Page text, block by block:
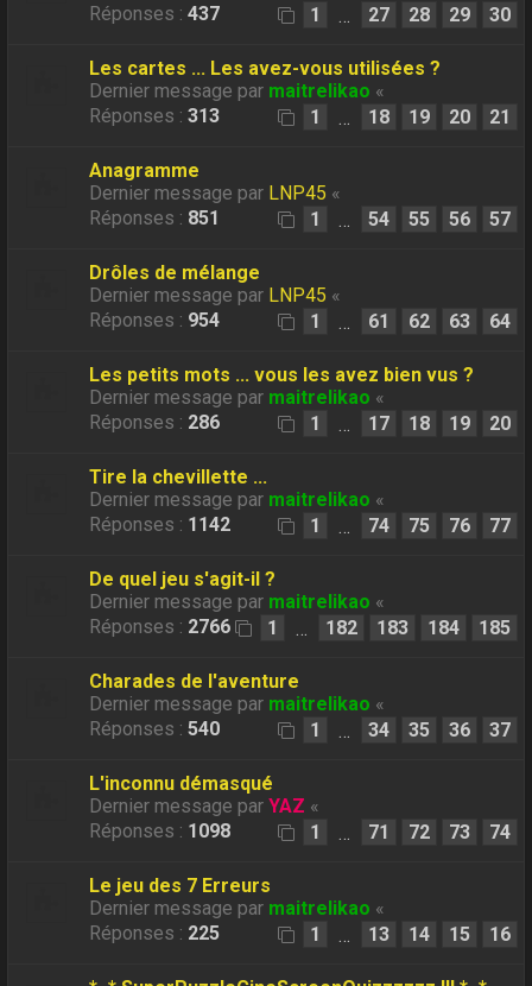
Réponses :437 1 … 27 28 29 30
Les cartes ... Les avez-vous utilisées ?
Dernier message par maitrelikao «
Réponses :313 1 … 18 19 20 21
Anagramme
Dernier message par LNP45 «
Réponses : 851 1 … 54 55 56 57
Drôles de mélange
Dernier message par LNP45 «
Réponses : 954 1 … 61 62 63 64
Les petits mots ... vous les avez bien vus ?
Dernier message par maitrelikao «
Réponses : 286 1 … 17 18 19 20
Tire la chevillette ...
Dernier message par maitrelikao «
Réponses : 1142 1 … 74 75 76 77
De quel jeu s'agit-il ?
Dernier message par maitrelikao «
Réponses : 2766 1 … 182 183 184 185
Charades de l'aventure
Dernier message par maitrelikao «
Réponses :540 1 … 34 35 36 37
L'inconnu démasqué
Dernier message parYAZ «
Réponses : 1098 1 … 71 72 73 74
Le jeu des 7 Erreurs
Dernier message par maitrelikao «
Réponses : 225 1 … 13 14 15 16